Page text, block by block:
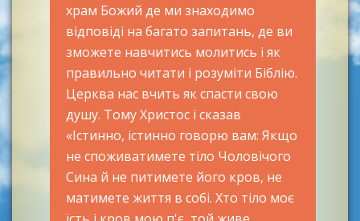
храм Божий де ми знаходимо
відповіді на багато запитань, де ви
зможете навчитись молитись і як
правильно читати і розуміти Біблію.
Церква нас вчить як спасти свою
душу. Тому Христос і сказав
«Істинно, істинно говорю вам: Якщо
не споживатимете тіло Чоловічого
Сина й не питимете його кров, не
матимете життя в собі. Хто тіло моє